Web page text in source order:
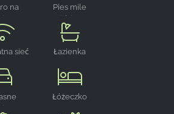
na
Pies mile
widziany
sieć
Łazienka
Łóżeczko
dotyczących korzystania z
lata